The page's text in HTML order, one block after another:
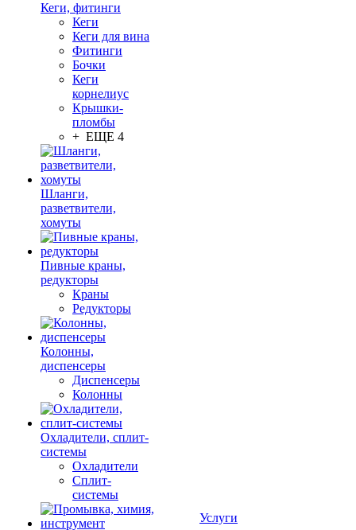
Кеги, фитинги
Кеги
Кеги для вина
Фитинги
Бочки
Кеги
корнелиус
Крышки-
пломбы
+ ЕЩЕ 4
Шланги,
разветвители,
хомуты
Пивные краны,
редукторы
Краны
Редукторы
Колонны,
диспенсеры
Диспенсеры
Колонны
Охладители, сплит-
системы
Охладители
Сплит-
системы
Услуги